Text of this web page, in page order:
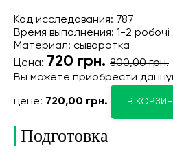
Код исследования: 787
Время выполнения: 1-2 робочі
Материал: сыворотка
Цена: 720 грн. 800,00 грн.
Вы можете приобрести
цене: 720,00 грн. В
Подготовка